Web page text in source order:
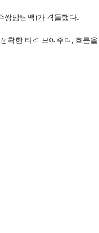
쌍암팀맥)가 격돌했다.
한 타격 보여주며, 흐름